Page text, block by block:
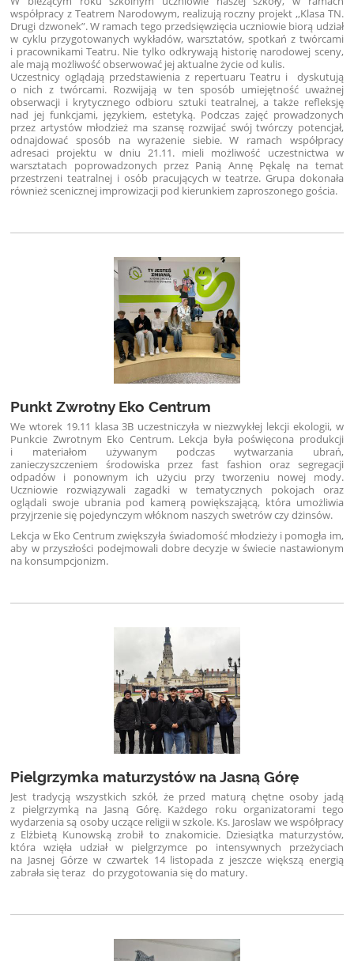
współpracy z Teatrem Narodowym, realizują roczny projekt ,,Klasa TN.
Drugi dzwonek”. W ramach tego przedsięwzięcia uczniowie biorą udział
w cyklu przygotowanych wykładów, warsztatów, spotkań z twórcami
i pracownikami Teatru. Nie tylko odkrywają historię narodowej sceny,
ale mają możliwość obserwować jej aktualne życie od kulis.
Uczestnicy oglądają przedstawienia z repertuaru Teatru i dyskutują
o nich z twórcami. Rozwijają w ten sposób umiejętność uważnej
obserwacji i krytycznego odbioru sztuki teatralnej, a także refleksję
nad jej funkcjami, językiem, estetyką. Podczas zajęć prowadzonych
przez artystów młodzież ma szansę rozwijać swój twórczy potencjał,
odnajdować sposób na wyrażenie siebie. W ramach współpracy
adresaci projektu w dniu 21.11. mieli możliwość uczestnictwa w
warsztatach poprowadzonych przez Panią Annę Pękalę na temat
przestrzeni teatralnej i osób pracujących w teatrze. Grupa dokonała
również scenicznej improwizacji pod kierunkiem zaproszonego gościa.
Punkt Zwrotny Eko Centrum
We wtorek 19.11 klasa 3B uczestniczyła w niezwykłej lekcji ekologii, w
Punkcie Zwrotnym Eko Centrum. Lekcja była poświęcona produkcji
i materiałom używanym podczas wytwarzania ubrań,
zanieczyszczeniem środowiska przez fast fashion oraz segregacji
odpadów i ponownym ich użyciu przy tworzeniu nowej mody.
Uczniowie rozwiązywali zagadki w tematycznych pokojach oraz
oglądali swoje ubrania pod kamerą powiększającą, która umożliwia
przyjrzenie się pojedynczym włóknom naszych swetrów czy dżinsów.
Lekcja w Eko Centrum zwiększyła świadomość młodzieży i pomogła im,
aby w przyszłości podejmowali dobre decyzje w świecie nastawionym
na konsumpcjonizm.
Pielgrzymka maturzystów na Jasną Górę
Jest tradycją wszystkich szkół, że przed maturą chętne osoby jadą
z pielgrzymką na Jasną Górę. Każdego roku organizatorami tego
wydarzenia są osoby uczące religii w szkole. Ks. Jaroslaw we współpracy
z Elżbietą Kunowską zrobił to znakomicie. Dziesiątka maturzystów,
która wzięła udział w pielgrzymce po intensywnych przeżyciach
na Jasnej Górze w czwartek 14 listopada z jeszcze większą energią
zabrała się teraz do przygotowania się do matury.